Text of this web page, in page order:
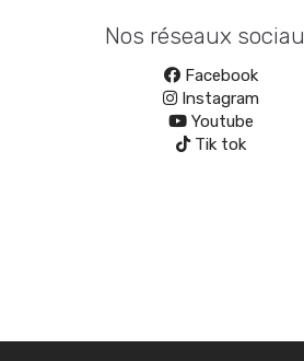
Nos réseaux
Facebook
Instagram
Youtube
Tik tok